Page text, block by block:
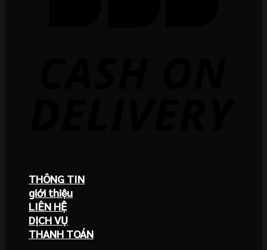
THÔNG TIN
giới thiệu
LIÊN HỆ
DỊCH VỤ
THANH TOÁN